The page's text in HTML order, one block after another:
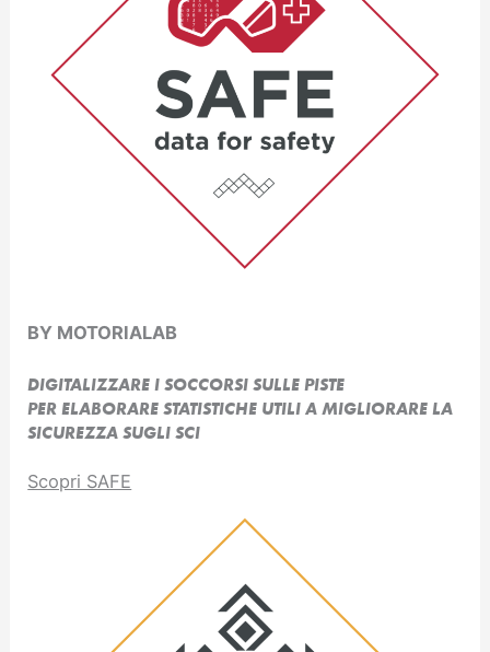
BY MOTORIALAB
DIGITALIZZARE I SOCCORSI SULLE PISTE
PER ELABORARE STATISTICHE UTILI A MIGLIORARE LA
SICUREZZA SUGLI SCI
Scopri SAFE